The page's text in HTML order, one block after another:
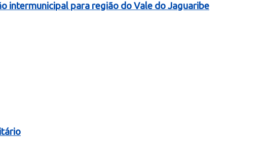
intermunicipal para região do Vale do Jaguaribe